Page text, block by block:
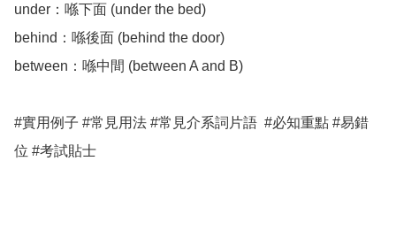
under：喺下面 (under the bed)
behind：喺後面 (behind the door)
between：喺中間 (between A and B)
#實用例子 #常見用法 #常見介系詞片語  #必知重點 #易錯
位 #考試貼士